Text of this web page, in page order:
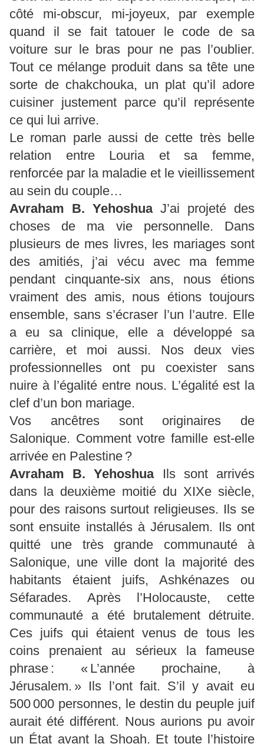
côté mi-obscur, mi-joyeux, par exemple
quand il se fait tatouer le code de sa
voiture sur le bras pour ne pas l’oublier.
Tout ce mélange produit dans sa tête une
sorte de chakchouka, un plat qu’il adore
cuisiner justement parce qu’il représente
ce qui lui arrive.
Le roman parle aussi de cette très belle
relation entre Louria et sa femme,
renforcée par la maladie et le vieillissement
au sein du couple…
Avraham B. YehoshuaJ’ai projeté des
choses de ma vie personnelle. Dans
plusieurs de mes livres, les mariages sont
des amitiés, j’ai vécu avec ma femme
pendant cinquante-six ans, nous étions
vraiment des amis, nous étions toujours
ensemble, sans s’écraser l’un l’autre. Elle
a eu sa clinique, elle a développé sa
carrière, et moi aussi. Nos deux vies
professionnelles ont pu coexister sans
nuire à l’égalité entre nous. L’égalité est la
clef d’un bon mariage.
Vos ancêtres sont originaires de
Salonique. Comment votre famille est-elle
arrivée en Palestine ?
Avraham B.
YehoshuaIls sont arrivés
dans la deuxième moitié du XIXe siècle,
pour des raisons surtout religieuses. Ils se
sont ensuite installés à Jérusalem. Ils ont
quitté une très grande communauté à
Salonique, une ville dont la majorité des
habitants étaient juifs, Ashkénazes ou
Séfarades. Après l’Holocauste, cette
communauté a été brutalement détruite.
Ces juifs qui étaient venus de tous les
coins prenaient au sérieux la fameuse
phrase : « L’année prochaine, à
Jérusalem. » Ils l’ont fait. S’il y avait eu
500 000 personnes, le destin du peuple juif
aurait été différent. Nous aurions pu avoir
un État avant la Shoah. Et toute l’histoire